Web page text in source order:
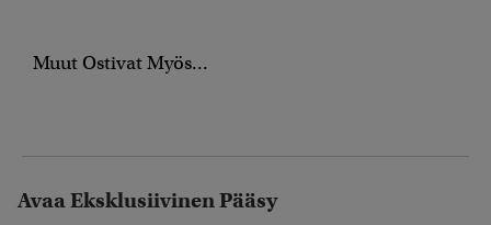
Muut Ostivat Myös...
Avaa Eksklusiivinen Pääsy